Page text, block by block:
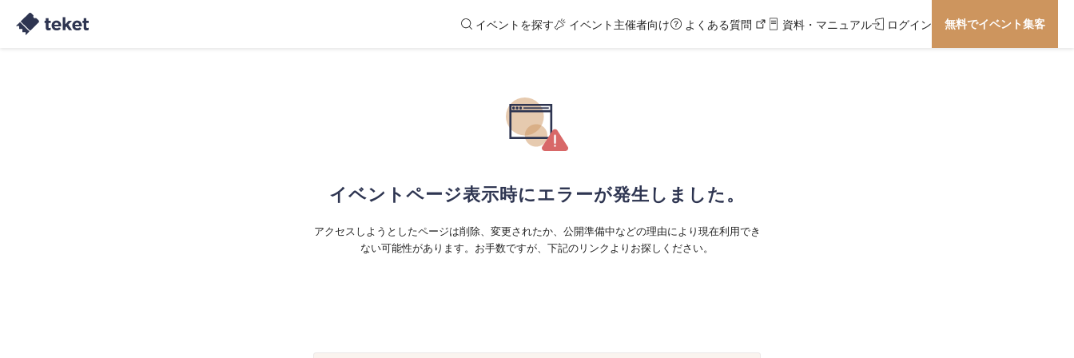
イベントを探す イベント主催者向け よくある質問 資料・マニュアル ログイン 無料でイベント集客
イベントページ表示時にエラーが発生しました。
アクセスしようとしたページは削除、変更されたか、公開準備中などの理由により現在利用でき
ない可能性があります。お手数ですが、下記のリンクよりお探しください。